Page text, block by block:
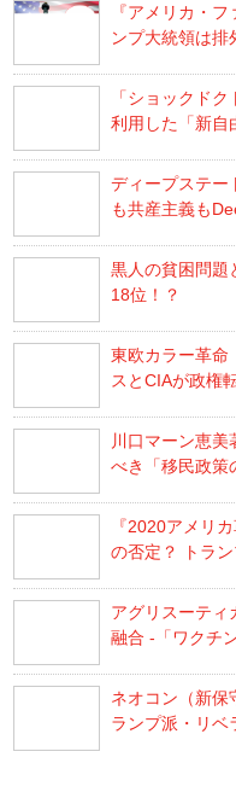
『アメリカ・
ンプ大統領は排
「ショックド
利用した「新自
ディープステ
も共産主義も
黒人の貧困問題
18位！？
東欧カラー革命
スとCIAが政権
川口マーン恵
べき「移民政策
『2020アメリ
の否定？ トラ
アグリスーティ
融合 -「ワクチ
ネオコン（新
ランプ派・リベ